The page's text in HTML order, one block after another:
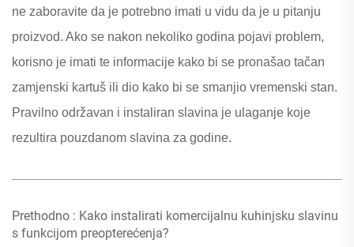
ne zaboravite da je potrebno imati u vidu da je u pitanju
proizvod. Ako se nakon nekoliko godina pojavi problem,
korisno je imati te informacije kako bi se pronašao tačan
zamjenski kartuš ili dio kako bi se smanjio vremenski stan.
Pravilno održavan i instaliran slavina je ulaganje koje
rezultira pouzdanom slavina za godine.
Prethodno : Kako instalirati komercijalnu kuhinjsku slavinu
s funkcijom preopterećenja?